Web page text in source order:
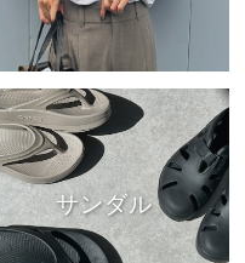
サンダル